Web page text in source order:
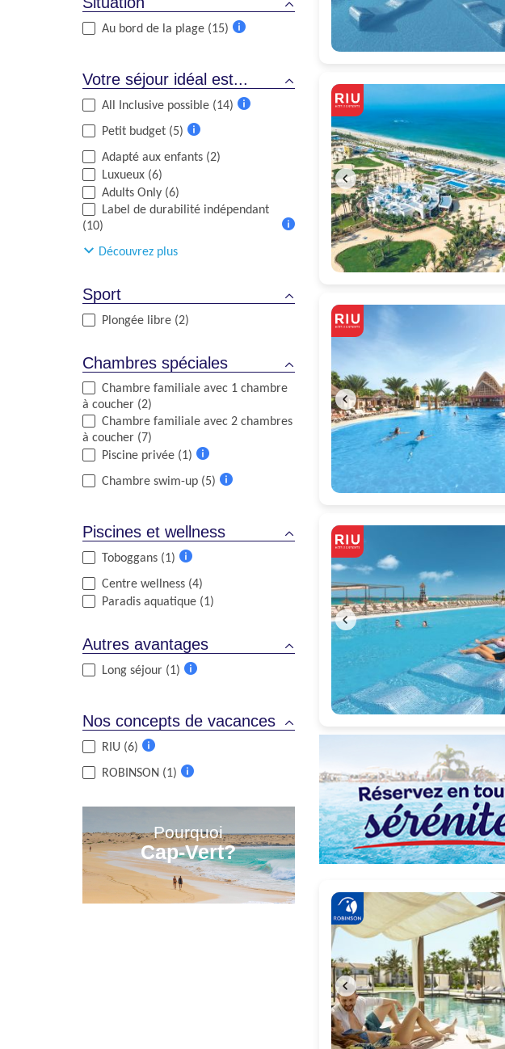
Au bord de la plage (15)
Votre séjour idéal est...
All Inclusive possible (14)
Petit budget (5)
d'informations
Adapté aux enfants (2)
Luxueux (6)
Adults Only (6)
Label de durabilité indépendant
(10)
d'informations
Découvrez plus
Sport
Plongée libre (2)
Chambres spéciales
Chambre familiale avec 1 chambre
à coucher (2)
Chambre familiale avec 2 chambres
à coucher (7)
Piscine privée (1)
d'informations
Chambre swim-up (5)
Piscines et wellness
Toboggans (1)
d'informations
Centre wellness (4)
Paradis aquatique (1)
Autres avantages
Long séjour (1)
Nos concepts de vacances
RIU (6)
d'informations
ROBINSON (1)
Pourquoi
Cap-Vert?
427 appréciations
658 appréciations